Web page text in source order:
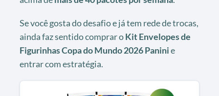
Se você gosta do desafio e já tem rede de trocas,
ainda faz sentido comprar oKit Envelopes de
Figurinhas Copa do Mundo 2026 Paninie
entrar com estratégia.